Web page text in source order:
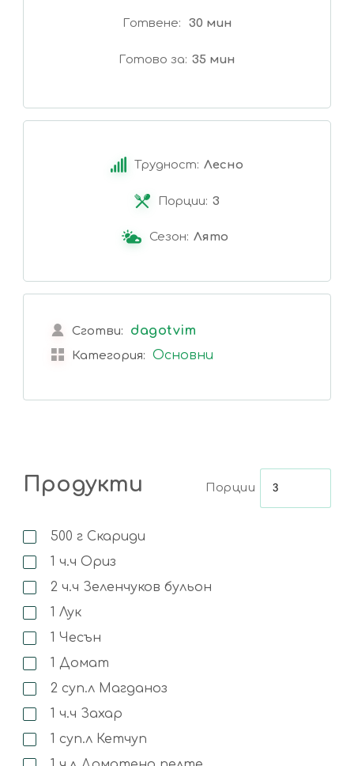
Готвене 30 мин
Готово за 35 мин
Трудност: Лесно
Порции: 3
Сезон: Лято
Сготви: dagotvim
Категория: Основни
Продукти Порции
500 г Скариди
1 ч.ч Ориз
2 ч.ч Зеленчуков бульон
1 Лук
1 Чесън
1 Домат
2 суп.л Магданоз
1 ч.ч Захар
1 суп.л Кетчуп